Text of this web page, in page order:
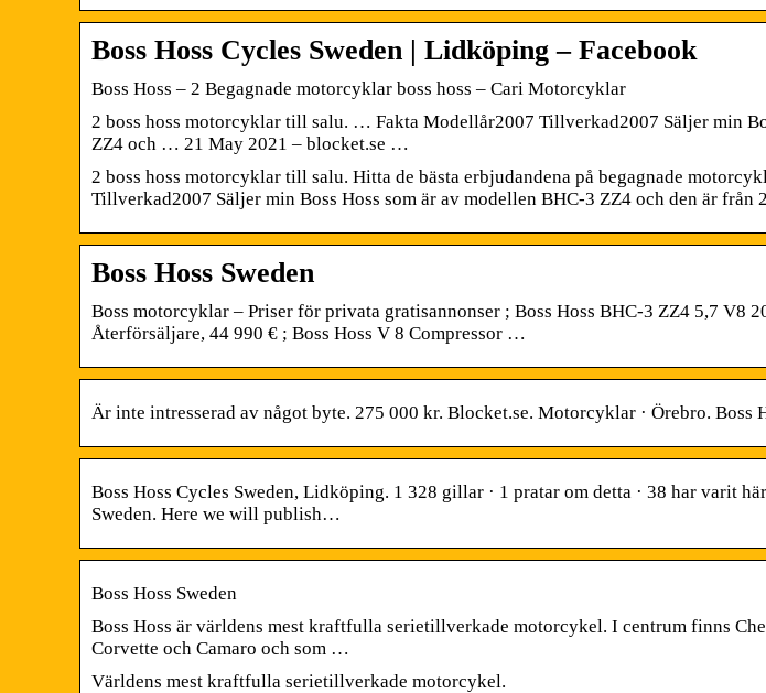
Boss Hoss Cycles Sweden | Lidköping – Facebook
Boss Hoss – 2 Begagnade motorcyklar boss hoss – Cari Motorcyklar
2 boss hoss motorcyklar till salu. … Fakta Modellår2007 Tillverkad2007 Säljer min
ZZ4 och … 21 May 2021 – blocket.se …
2 boss hoss motorcyklar till salu. Hitta de bästa erbjudandena på begagnade
Tillverkad2007 Säljer min Boss Hoss som är av modellen BHC-3 ZZ4 och den är från
Boss Hoss Sweden
Boss motorcyklar – Priser för privata gratisannonser ; Boss Hoss BHC-3 ZZ4 5,7 V8
Återförsäljare, 44 990 € ; Boss Hoss V 8 Compressor …
Är inte intresserad av något byte. 275 000 kr. Blocket.se. Motorcyklar · Örebro. Boss
Boss Hoss Cycles Sweden, Lidköping. 1 328 gillar · 1 pratar om detta · 38 har varit
Sweden. Here we will publish…
Boss Hoss Sweden
Boss Hoss är världens mest kraftfulla serietillverkade motorcykel. I centrum finns
Corvette och Camaro och som …
Världens mest kraftfulla serietillverkade motorcykel.